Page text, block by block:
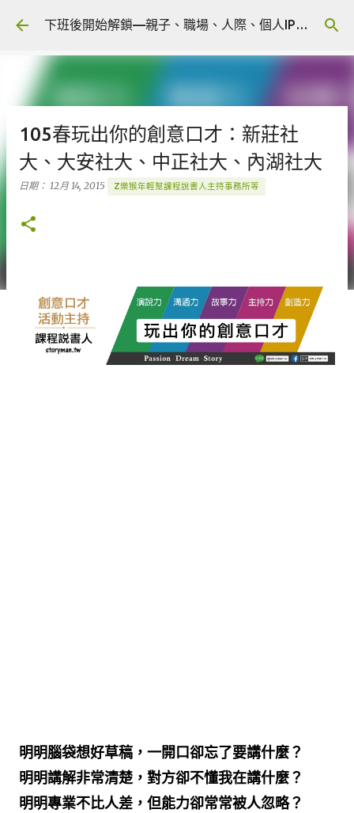
跳到主要內容 下班後開始解鎖—親子、職場、人際、個人IP 🎧 Podcast
105春玩出你的創意口才：新莊社
大、大安社大、中正社大、內湖社大
日期： 12月 14, 2015 Z樂猴年輕幫課程說書人主持事務所等
明明腦袋想好草稿，一開口卻忘了要講什麼？
明明講解非常清楚，對方卻不懂我在講什麼？
明明專業不比人差，但能力卻常常被人忽略？